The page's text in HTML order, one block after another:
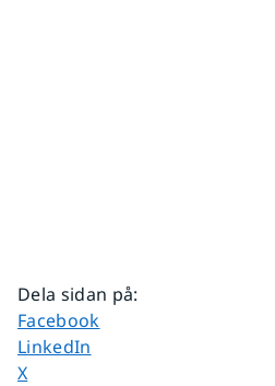
Dela sidan på:
Dela sidan på
Facebook
Dela sidan på
LinkedIn
Dela sidan på
X